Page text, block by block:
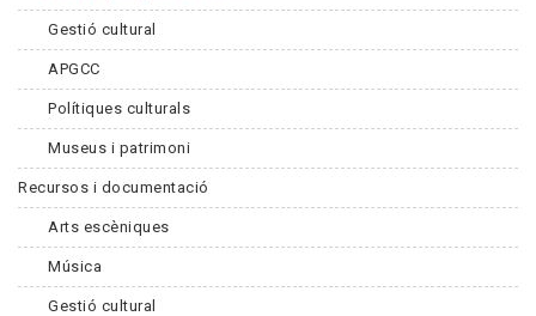
Gestió cultural
APGCC
Polítiques culturals
Museus i patrimoni
Recursos i documentació
Arts escèniques
Música
Gestió cultural